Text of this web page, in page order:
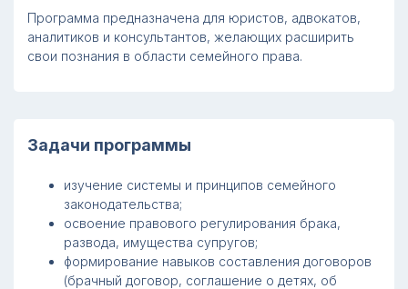
Программа предназначена для юристов, адвокатов,
аналитиков и консультантов, желающих расширить
свои познания в области семейного права.
Задачи программы
изучение системы и принципов семейного
законодательства;
освоение правового регулирования брака,
развода, имущества супругов;
формирование навыков составления договоров
(брачный договор, соглашение о детях, об